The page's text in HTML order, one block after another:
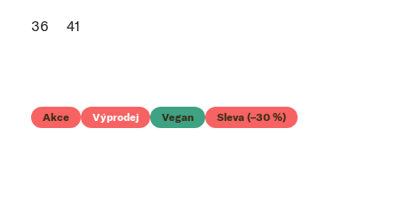
36 41
Akce Výprodej Vegan Sleva (–30 %)